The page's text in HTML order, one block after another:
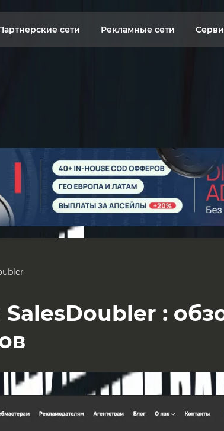
сети Рекламные сети
SalesDoubler :